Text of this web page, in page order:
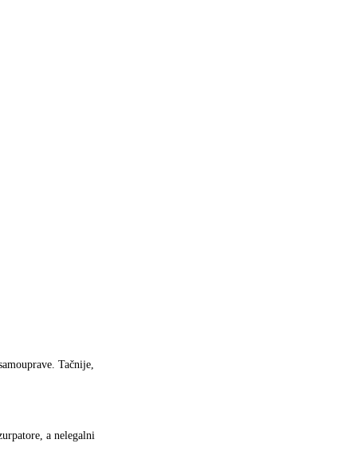
Tačnije,
a nelegalni